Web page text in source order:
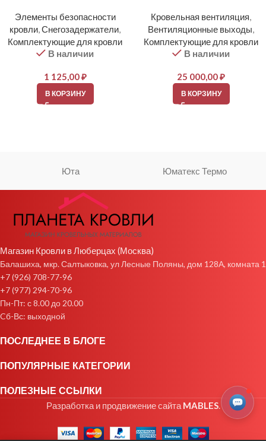
Элементы безопасности
кровли,Снегозадержатели,
Комплектующие для кровли
В наличии
1 125,00₽
В КОРЗИНУ
Кровельная вентиляция,
Вентиляционные выходы,
Комплектующие для кровли
В наличии
25 000,00₽
В КОРЗИНУ
Юта Юматекс Термо
Магазин Кровли в Люберцах (Москва)
Балашиха, мкр. Салтыковка, ул Лесные Поляны, дом 128А, комната 1
+7 (926) 708-77-96
+7 (977) 294-70-96
Пн-Пт: с 8.00 до 20.00
Cб-Вс: выходной
ПОСЛЕДНЕЕ В БЛОГЕ
ПОПУЛЯРНЫЕ КАТЕГОРИИ
ПОЛЕЗНЫЕ ССЫЛКИ
Разработка и продвижение сайтаMABLES.